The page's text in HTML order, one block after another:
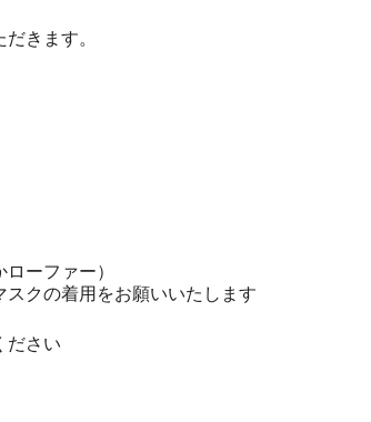
きます。
ーファー）
スクの着用をお願いいたします
ださい